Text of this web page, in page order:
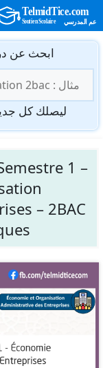
انتقل
المحتوى
ابحث عن
عن:
ليصلك كل
1 –
– 2BAC